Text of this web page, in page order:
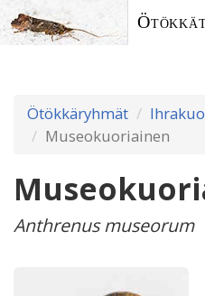
Ötökkäryhmät
Museokuoriainen
Anthrenus museorum